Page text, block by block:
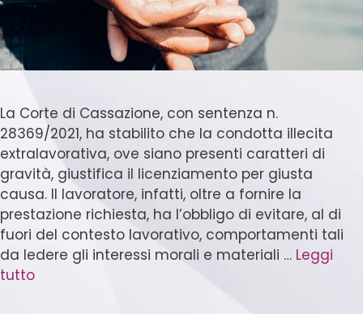
La Corte di Cassazione, con sentenza n.
28369/2021, ha stabilito che la condotta illecita
extralavorativa, ove siano presenti caratteri di
gravità, giustifica il licenziamento per giusta
causa. Il lavoratore, infatti, oltre a fornire la
prestazione richiesta, ha l’obbligo di evitare, al di
fuori del contesto lavorativo, comportamenti tali
da ledere gli interessi morali e materiali … Leggi
tutto